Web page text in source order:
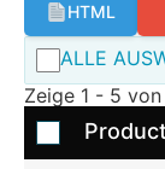
HTML
ALLE
Zeige 1 - 5